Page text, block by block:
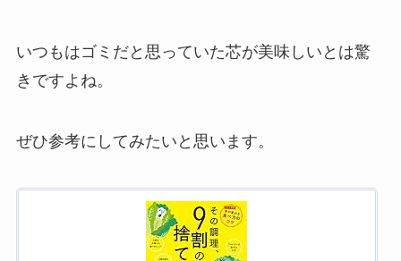
いつもはゴミだと思っていた芯が美味しいとは驚
きですよね。
ぜひ参考にしてみたいと思います。